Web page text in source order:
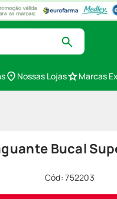
Nossas Lojas Marcas
Bucal
Cód:752203